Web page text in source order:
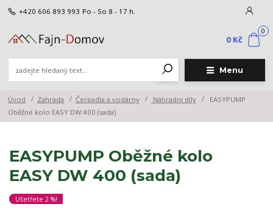
Menu
+420 606 893 993 Po - So 8 - 17 h.
0
0 Kč
Úvod Zahrada Čerpadla a vodárny Náhradní díly
EASYPUMP
Oběžné kolo EASY DW 400 (sada)
EASYPUMP Oběžné kolo
EASY DW 400 (sada)
Ušetřete 2 %!